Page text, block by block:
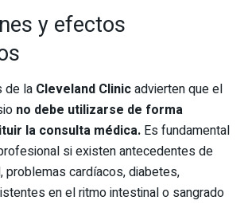
y efectos
de la Cleveland Clinicadvierten que el
no debe utilizarse de forma
la consulta médica. Es fundamental
si existen antecedentes de
problemas cardíacos, diabetes,
en el ritmo intestinal o sangrado